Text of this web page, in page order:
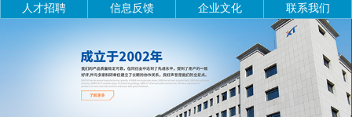
人才招聘
信息反馈 企业文化 联系我们